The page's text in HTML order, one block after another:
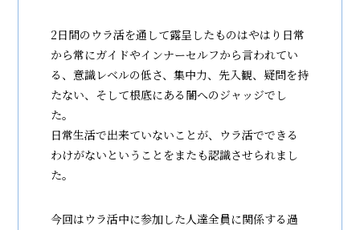
2日間のウラ活を通して露呈したものはやはり日常
から常にガイドやインナーセルフから言われてい
る、意識レベルの低さ、集中力、先入観、疑問を持
たない、そして根底にある闇へのジャッジでし
た。
日常生活で出来ていないことが、ウラ活でできる
わけがないということをまたも認識させられまし
た。
今回はウラ活中に参加した人達全員に関係する過